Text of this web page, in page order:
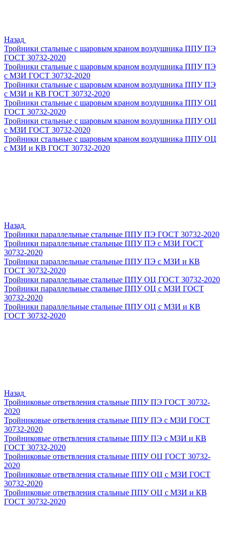
Назад
Тройники стальные с шаровым краном воздушника ППУ ПЭ
ГОСТ 30732-2020
Тройники стальные с шаровым краном воздушника ППУ ПЭ
с МЗИ ГОСТ 30732-2020
Тройники стальные с шаровым краном воздушника ППУ ПЭ
с МЗИ и КВ ГОСТ 30732-2020
Тройники стальные с шаровым краном воздушника ППУ ОЦ
ГОСТ 30732-2020
Тройники стальные с шаровым краном воздушника ППУ ОЦ
с МЗИ ГОСТ 30732-2020
Тройники стальные с шаровым краном воздушника ППУ ОЦ
с МЗИ и КВ ГОСТ 30732-2020
Назад
Тройники параллельные стальные ППУ ПЭ ГОСТ 30732-2020
Тройники параллельные стальные ППУ ПЭ с МЗИ ГОСТ
30732-2020
Тройники параллельные стальные ППУ ПЭ с МЗИ и КВ
ГОСТ 30732-2020
Тройники параллельные стальные ППУ ОЦ ГОСТ 30732-2020
Тройники параллельные стальные ППУ ОЦ с МЗИ ГОСТ
30732-2020
Тройники параллельные стальные ППУ ОЦ с МЗИ и КВ
ГОСТ 30732-2020
Назад
Тройниковые ответвления стальные ППУ ПЭ ГОСТ 30732-
2020
Тройниковые ответвления стальные ППУ ПЭ с МЗИ ГОСТ
30732-2020
Тройниковые ответвления стальные ППУ ПЭ с МЗИ и КВ
ГОСТ 30732-2020
Тройниковые ответвления стальные ППУ ОЦ ГОСТ 30732-
2020
Тройниковые ответвления стальные ППУ ОЦ с МЗИ ГОСТ
30732-2020
Тройниковые ответвления стальные ППУ ОЦ с МЗИ и КВ
ГОСТ 30732-2020